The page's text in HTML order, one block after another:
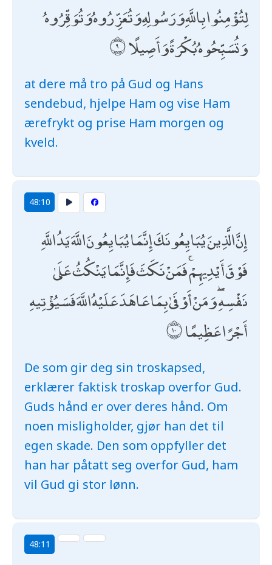
لِتُؤْمِنُوا بِاللَّهِ وَرَسُولِهِ وَتُعَزِّرُوهُ وَتُوَقِّرُوهُ
وَتُسَبِّحُوهُ بُكْرَةً وَأَصِيلًا
at dere må tro på Gud og Hans
sendebud, hjelpe Ham og vise Ham
ærefrykt og prise Ham morgen og
kveld.
48:10
إِنَّ الَّذِينَ يُبَايِعُونَكَ إِنَّمَا يُبَايِعُونَ اللَّهَ يَدُ اللَّهِ
فَوْقَ أَيْدِيهِمْ ۚ فَمَنْ نَكَثَ فَإِنَّمَا يَنْكُثُ عَلَىٰ
نَفْسِهِ ۖ وَمَنْ أَوْفَىٰ بِمَا عَاهَدَ عَلَيْهُ اللَّهَ فَسَيُؤْتِيهِ
أَجْرًا عَظِيمًا
De som gir deg sin troskapsed,
erklærer faktisk troskap overfor Gud.
Guds hånd er over deres hånd. Om
noen misligholder, gjør han det til
egen skade. Den som oppfyller det
han har påtatt seg overfor Gud, ham
vil Gud gi stor lønn.
48:11